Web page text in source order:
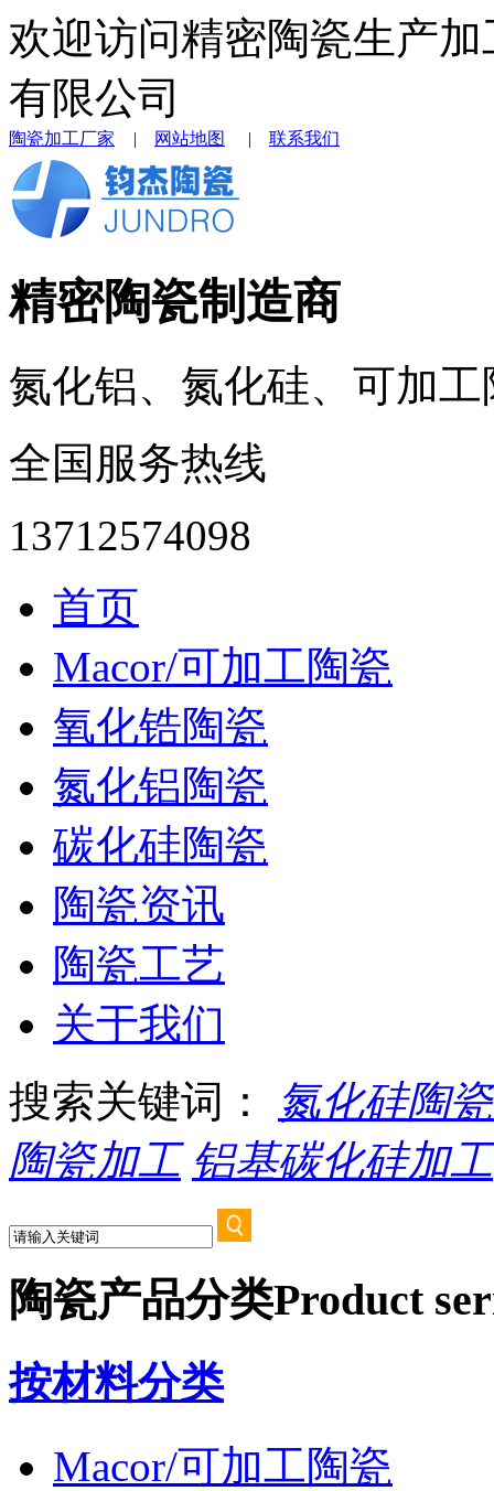
欢迎访问精密陶瓷生产
有限公司
陶瓷加工厂家 | 网站地图 | 联系我们
精密陶瓷制造商
氮化铝、氮化硅、可加
全国服务热线
13712574098
首页
Macor/可加工陶瓷
氧化锆陶瓷
氮化铝陶瓷
碳化硅陶瓷
陶瓷资讯
陶瓷工艺
关于我们
搜索关键词：
氮化硅陶
陶瓷加工 铝基碳化硅加工
陶瓷产品分类Product
按材料分类
Macor/可加工陶瓷